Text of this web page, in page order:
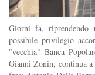
Giorni fa, riprendendo
possibile privilegio
"vecchia" Banca
Gianni Zonin, continua